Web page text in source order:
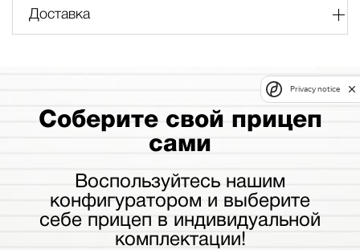
Доставка
Соберите свой прицеп
сами
Воспользуйтесь нашим
конфигуратором и выберите
себе прицеп в индивидуальной
комплектации!
Privacy notice